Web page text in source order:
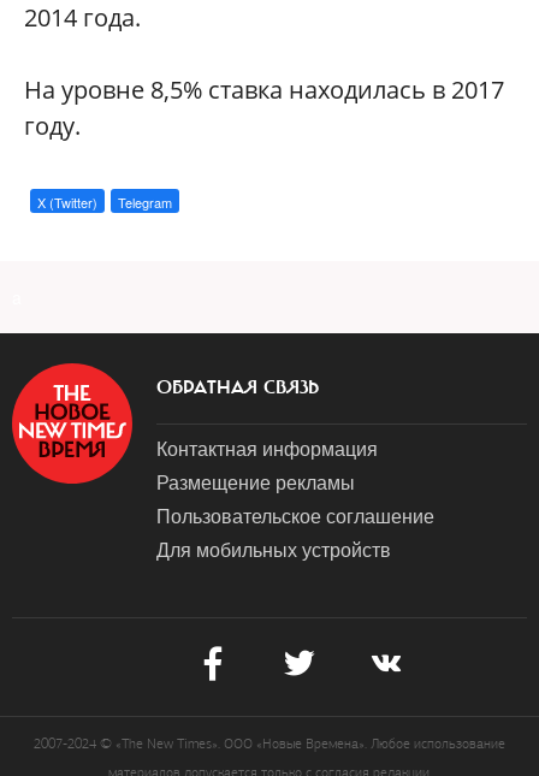
2014 года.
На уровне 8,5% ставка находилась в 2017
году.
X (Twitter) Telegram
ОБРАТНАЯ СВЯЗЬ
Контактная информация
Размещение рекламы
Пользовательское соглашение
Для мобильных устройств
2007-2024 © «The New Times». ООО «Новые Времена». Любое использование
материалов допускается только с согласия редакции.